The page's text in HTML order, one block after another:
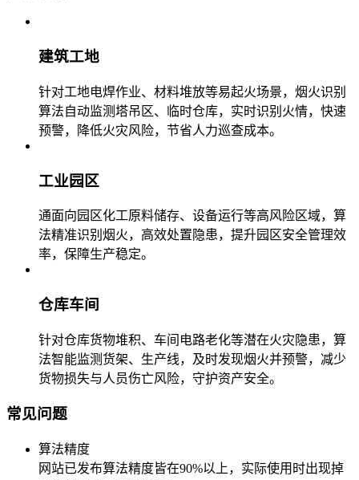
建筑工地
针对工地电焊作业、材料堆放等易起火场景，烟火识别
算法自动监测塔吊区、临时仓库，实时识别火情，快速
预警，降低火灾风险，节省人力巡查成本。​
工业园区
通面向园区化工原料储存、设备运行等高风险区域，算
法精准识别烟火，高效处置隐患，提升园区安全管理效
率，保障生产稳定。​
仓库车间
针对仓库货物堆积、车间电路老化等潜在火灾隐患，算
法智能监测货架、生产线，及时发现烟火并预警，减少
货物损失与人员伤亡风险，守护资产安全。
常见问题
算法精度
网站已发布算法精度皆在90%以上，实际使用时出现掉